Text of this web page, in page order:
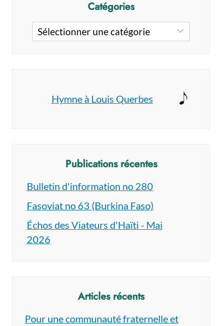
Catégories
Catégories
Hymne à Louis Querbes
Publications récentes
Bulletin d'information no 280
Fasoviat no 63 (Burkina Faso)
Échos des Viateurs d'Haïti - Mai
2026
Articles récents
Pour une communauté fraternelle et